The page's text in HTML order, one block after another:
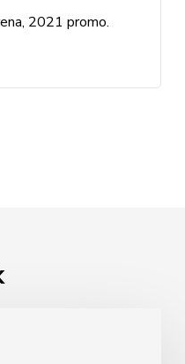
2021 promo.